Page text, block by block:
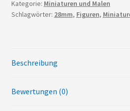
Kategorie: Miniaturen und Malen
Schlagwörter: 28mm, Figuren,
Beschreibung
Bewertungen (0)